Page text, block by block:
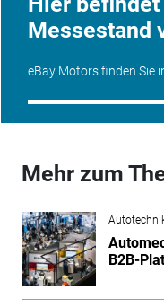
Messestand
eBay Motors finden Sie
Mehr zum
B2B-